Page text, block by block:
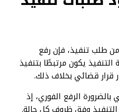
طلب تنفيذ، فإن رفع
يكون مرتبطًا بتنفيذ
قرار قضائي بخلاف ذلك.
الرفع الفوري، إذ